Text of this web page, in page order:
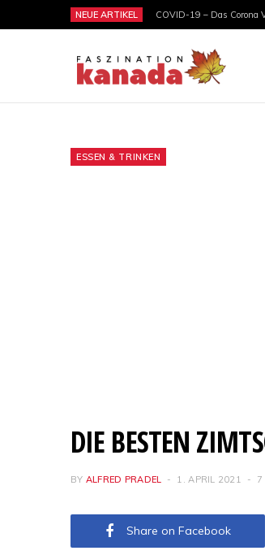
NEUE ARTIKEL COVID-19 – Das Corona
ESSEN & TRINKEN
DIE BESTEN
BY ALFRED PRADEL 1. APRIL 2021 7
Share on Facebook